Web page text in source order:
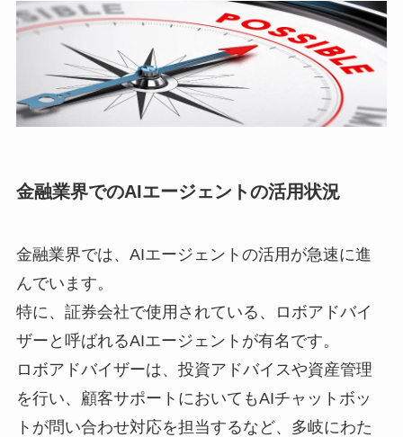
金融業界でのAIエージェントの活用状況
金融業界では、AIエージェントの活用が急速に進
んでいます。
特に、証券会社で使用されている、ロボアドバイ
ザーと呼ばれるAIエージェントが有名です。
ロボアドバイザーは、投資アドバイスや資産管理
を行い、顧客サポートにおいてもAIチャットボッ
トが問い合わせ対応を担当するなど、多岐にわた